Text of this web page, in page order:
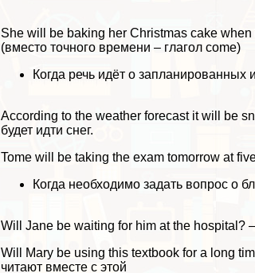
She will be baking her Christmas cake when
(вместо точного времени – глагол come)
Когда речь идёт о
According to the weather forecast it will be
будет идти снег.
Tome will be taking the exam tomorrow at
Когда необходимо задать вопрос о
Will Jane be waiting for him at the hospital?
Will Mary be using this textbook for a long
читают вместе с этой